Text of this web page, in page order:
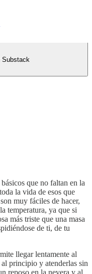
Substack
que no faltan en la
la vida de esos que
muy fáciles de hacer,
temperatura, ya que si
más triste que una masa
de ti, de tu
llegar lentamente al
principio y atenderlas sin
reposo en la nevera y al